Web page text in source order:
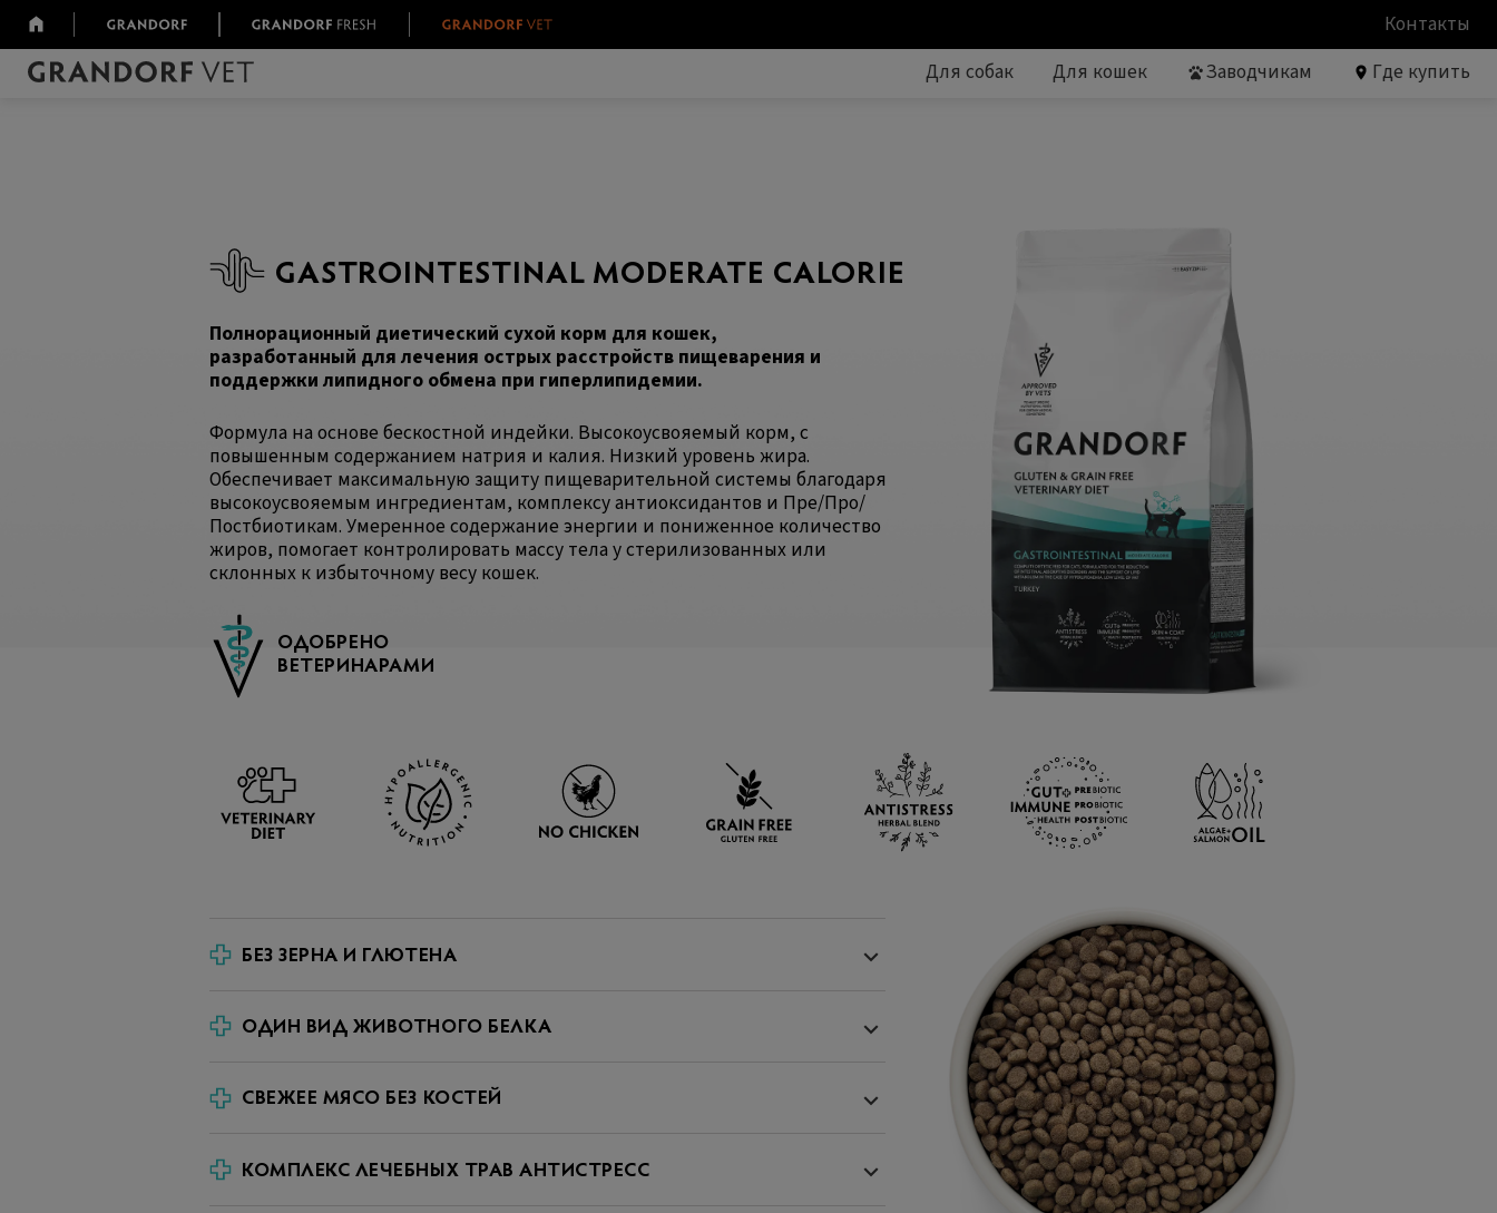
Контакты
Для собак
Для кошек Заводчикам Где купить
GASTROINTESTINAL MODERATE CALORIE
Полнорационный диетический сухой корм для кошек,
разработанный для лечения острых расстройств пищеварения и
поддержки липидного обмена при гиперлипидемии.
Формула на основе бескостной индейки. Высокоусвояемый корм, с
повышенным содержанием натрия и калия. Низкий уровень жира.
Обеспечивает максимальную защиту пищеварительной системы благодаря
высокоусвояемым ингредиентам, комплексу антиоксидантов и Пре/Про/
Постбиотикам. Умеренное содержание энергии и пониженное количество
жиров, помогает контролировать массу тела у стерилизованных или
склонных к избыточному весу кошек.
ОДОБРЕНО
ВЕТЕРИНАРАМИ
БЕЗ ЗЕРНА И ГЛЮТЕНА
ОДИН ВИД ЖИВОТНОГО БЕЛКА
СВЕЖЕЕ МЯСО БЕЗ КОСТЕЙ
КОМПЛЕКС ЛЕЧЕБНЫХ ТРАВ АНТИСТРЕСС